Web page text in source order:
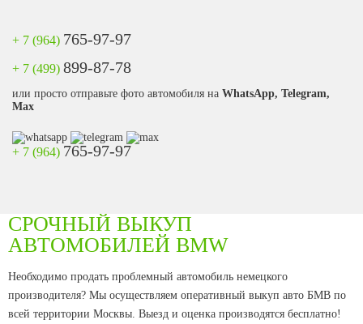
+ 7 (964) 765-97-97
+ 7 (499) 899-87-78
или просто отправьте фото автомобиля на WhatsApp, Telegram,
Max
+ 7 (964) 765-97-97
СРОЧНЫЙ ВЫКУП
АВТОМОБИЛЕЙ BMW
Необходимо продать проблемный автомобиль немецкого
производителя? Мы осуществляем оперативный выкуп авто БМВ по
всей территории Москвы. Выезд и оценка производятся бесплатно!